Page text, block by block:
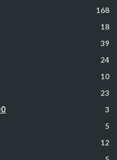
168
18
39
24
10
23
3
5
12